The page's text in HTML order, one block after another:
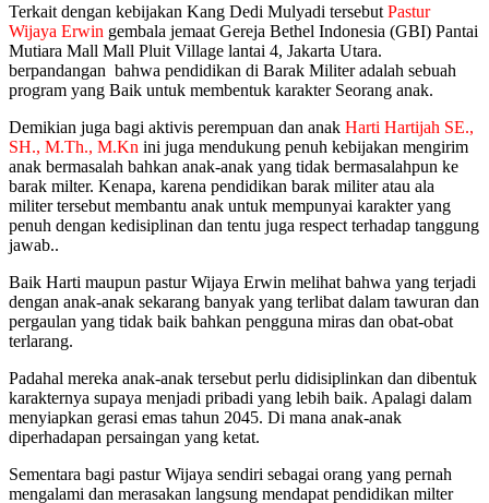
Terkait dengan kebijakan Kang Dedi Mulyadi tersebut Pastur
Wijaya Erwin gembala jemaat Gereja Bethel Indonesia (GBI) Pantai
Mutiara Mall Mall Pluit Village lantai 4, Jakarta Utara.
berpandangan bahwa pendidikan di Barak Militer adalah sebuah
program yang Baik untuk membentuk karakter Seorang anak.
Demikian juga bagi aktivis perempuan dan anak Harti Hartijah SE.,
SH., M.Th., M.Kn ini juga mendukung penuh kebijakan mengirim
anak bermasalah bahkan anak-anak yang tidak bermasalahpun ke
barak milter. Kenapa, karena pendidikan barak militer atau ala
militer tersebut membantu anak untuk mempunyai karakter yang
penuh dengan kedisiplinan dan tentu juga respect terhadap tanggung
jawab..
Baik Harti maupun pastur Wijaya Erwin melihat bahwa yang terjadi
dengan anak-anak sekarang banyak yang terlibat dalam tawuran dan
pergaulan yang tidak baik bahkan pengguna miras dan obat-obat
terlarang.
Padahal mereka anak-anak tersebut perlu didisiplinkan dan dibentuk
karakternya supaya menjadi pribadi yang lebih baik. Apalagi dalam
menyiapkan gerasi emas tahun 2045. Di mana anak-anak
diperhadapan persaingan yang ketat.
Sementara bagi pastur Wijaya sendiri sebagai orang yang pernah
mengalami dan merasakan langsung mendapat pendidikan milter